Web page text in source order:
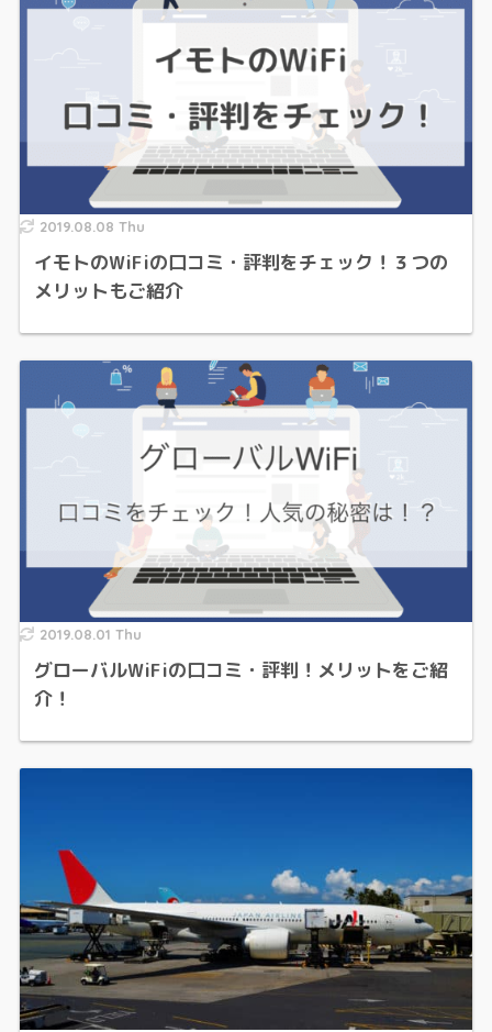
2019.08.08 Thu
イモトのWiFiの口コミ・評判をチェック！３つの
メリットもご紹介
2019.08.01 Thu
グローバルWiFiの口コミ・評判！メリットをご紹
介！